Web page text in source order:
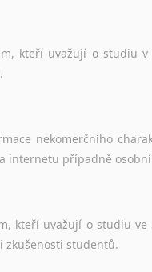
kteří uvažují o studiu v
nekomerčního
internetu případně osobní
kteří uvažují o studiu ve
i zkušenosti studentů.